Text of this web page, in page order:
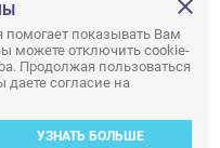
reserved.
—34 ВЕБ
помогает показывать Вам
можете отключить cookie-
Продолжая пользоваться
согласие на
УЗНАТЬ БОЛЬШЕ